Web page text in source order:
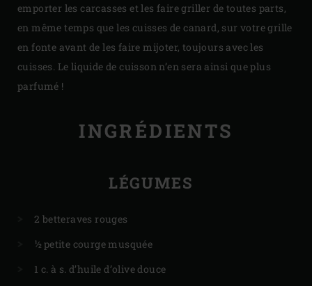
emporter les carcasses et les faire griller de toutes parts,
en même temps que les cuisses de canard, sur votre grille
en fonte avant de les faire mijoter, toujours avec les
cuisses. Le liquide de cuisson n’en sera ainsi que plus
parfumé !
INGRÉDIENTS
LÉGUMES
2 betteraves rouges
½ petite courge musquée
1 c. à s. d’huile d’olive douce